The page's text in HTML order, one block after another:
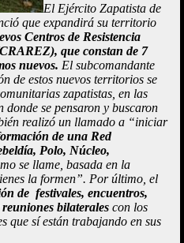
El Ejército Zapatista de
que expandirá su territorio
Centros de Resistencia
que constan de 7
nuevos. El subcomandante
de estos nuevos territorios se
zapatistas, en las
donde se pensaron y buscaron
realizó un llamado a “iniciar
de una Red
Polo, Núcleo,
se llame, basada en la
la formen”. Por último, el
de festivales, encuentros,
bilaterales con los
que sí están trabajando en sus